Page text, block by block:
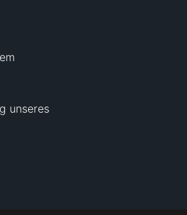
unseres